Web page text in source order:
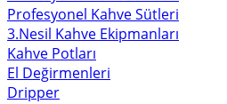
Profesyonel Kahve Sütleri
3.Nesil Kahve Ekipmanları
Kahve Potları
El Değirmenleri
Dripper